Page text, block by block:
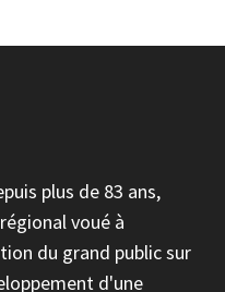
plus de 83 ans,
voué à
du grand public sur
d'une